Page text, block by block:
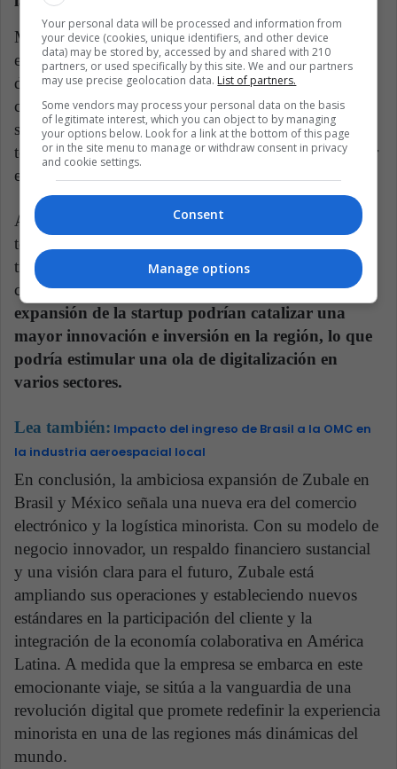
Mientras Zubale se prepara para asumir esta
expansión, enfrenta los desafíos de adaptarse a las
diversas dinámicas del mercado y preferencias de los
consumidores en Brasil y México. El enfoque de la
startup, que combina conocimientos locales con
tecnología innovadora, la posiciona bien para afrontar
estas complejidades.
Además, el crecimiento de Zubale refleja una
tendencia más amplia en América Latina, donde la
transformación digital cambia rápidamente la cara del
comercio minorista y electrónico.El éxito y la
expansión de la startup podrían catalizar una
mayor innovación e inversión en la región, lo que
podría estimular una ola de digitalización en
varios sectores.
Lea también: Impacto del ingreso de Brasil a la OMC en
la industria aeroespacial local
En conclusión, la ambiciosa expansión de Zubale en
Brasil y México señala una nueva era del comercio
electrónico y la logística minorista. Con su modelo de
negocio innovador, un respaldo financiero sustancial
y una visión clara para el futuro, Zubale está
ampliando sus operaciones y estableciendo nuevos
estándares en la participación del cliente y la
integración de la economía colaborativa en América
Latina. A medida que la empresa se embarca en este
emocionante viaje, se sitúa a la vanguardia de una
revolución digital que promete redefinir la experiencia
minorista en una de las regiones más dinámicas del
mundo.
Your personal data will be processed and information from
your device (cookies, unique identifiers, and other device
data) may be stored by, accessed by and shared with 210
partners, or used specifically by this site. We and our partners
may use precise geolocation data. List of partners.
Some vendors may process your personal data on the basis
of legitimate interest, which you can object to by managing
your options below. Look for a link at the bottom of this page
or in the site menu to manage or withdraw consent in privacy
and cookie settings.
Consent
Manage options